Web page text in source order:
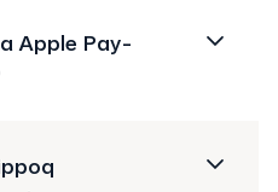
Apple Pay-